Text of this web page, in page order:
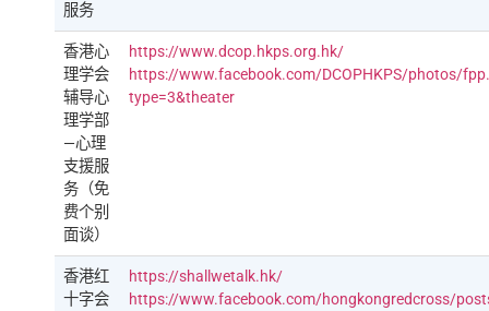
服务
香港心
理学会
辅导心
理学部
—心理
支援服
务（免
费个别
面谈）
https://www.dcop.hkps.org.hk/
https://www.facebook.com/DCOPHKPS/photos/
type=3&theater
香港红
十字会
https://shallwetalk.hk/
https://www.facebook.com/hongkongredcross/